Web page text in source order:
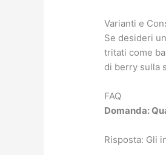
Varianti e
Se desideri
tritati come
di berry sulla
FAQ
Domanda:
Risposta: Gli